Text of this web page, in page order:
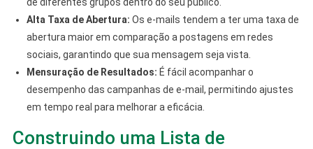
Alta Taxa de Abertura: Os e-mails tendem a ter uma taxa de
abertura maior em comparação a postagens em redes
sociais, garantindo que sua mensagem seja vista.
Mensuração de Resultados: É fácil acompanhar o
desempenho das campanhas de e-mail, permitindo ajustes
em tempo real para melhorar a eficácia.
Construindo uma Lista de